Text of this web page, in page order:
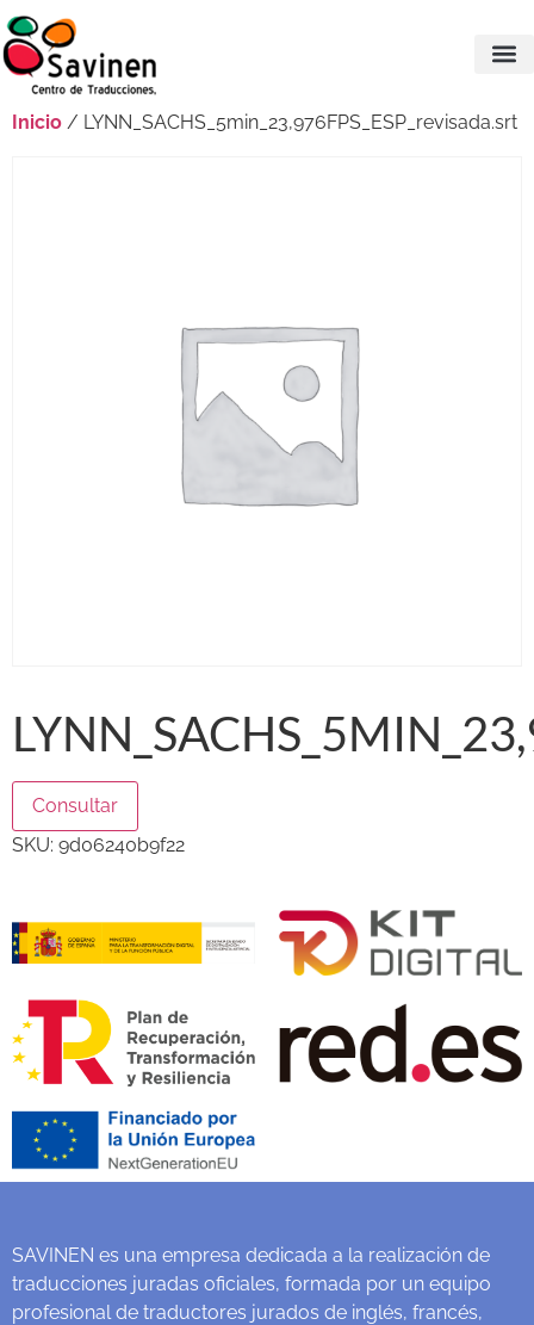
Inicio / LYNN_SACHS_5min_23,976FPS_ESP_revisada.srt
Consultar
SKU: 9d06240b9f22
SAVINEN es una empresa dedicada a la realización de
traducciones juradas oficiales, formada por un equipo
profesional de traductores jurados de inglés, francés,